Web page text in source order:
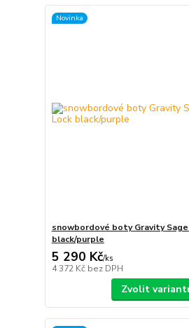
Novinka
snowbordové boty Gravity
black/purple
5 290 Kč/ks
4 372 Kč bez DPH
Zvolit